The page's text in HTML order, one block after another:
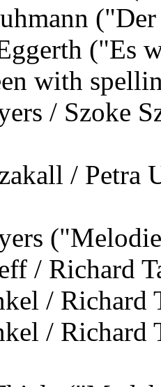
("Es
with
/ Szoke
/
/ Richard
/ Richard
/